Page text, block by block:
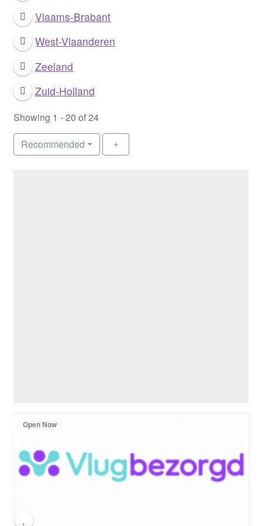
Vlaams-Brabant
West-Vlaanderen
Zeeland
Zuid-Holland
Showing 1 - 20 of 24
Recommended
Open Now